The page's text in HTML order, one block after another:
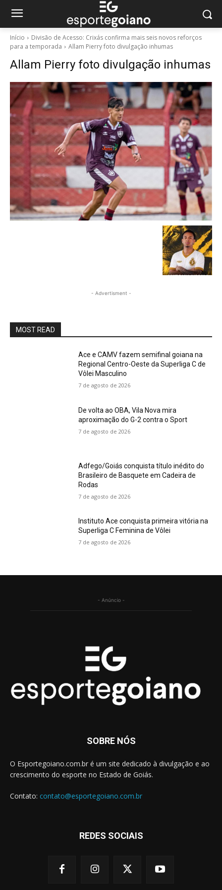
Início
Divisão de Acesso: Crixás confirma mais seis novos reforços
para a temporada
Allam Pierry foto divulgação inhumas
Allam Pierry foto divulgação inhumas
- Advertisment -
MOST READ
Ace e CAMV fazem semifinal goiana na
Regional Centro-Oeste da Superliga C de
Vôlei Masculino
7 de agosto de 2026
De volta ao OBA, Vila Nova mira
aproximação do G-2 contra o Sport
7 de agosto de 2026
Adfego/Goiás conquista título inédito do
Brasileiro de Basquete em Cadeira de
Rodas
7 de agosto de 2026
Instituto Ace conquista primeira vitória na
Superliga C Feminina de Vôlei
7 de agosto de 2026
- Anúncio -
SOBRE NÓS
O Esportegoiano.com.br é um site dedicado à divulgação e ao
crescimento do esporte no Estado de Goiás.
Contato: contato@esportegoiano.com.br
REDES SOCIAIS